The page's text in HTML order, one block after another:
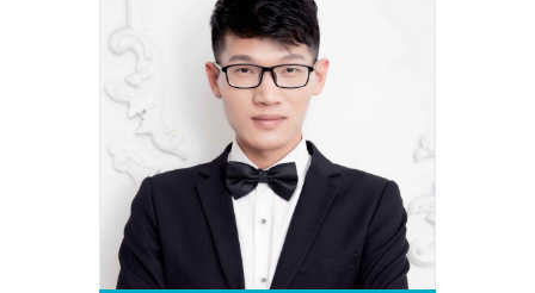
如果你的网站询盘效果不好，或者
你想通过独立网站获取网站询盘，
欢迎随时找我聊聊